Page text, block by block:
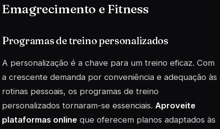
Emagrecimento e Fitness
Programas de treino personalizados
A personalização é a chave para um treino eficaz. Com
a crescente demanda por conveniência e adequação às
rotinas pessoais, os programas de treino
personalizados tornaram-se essenciais. Aproveite
plataformas online que oferecem planos adaptados às